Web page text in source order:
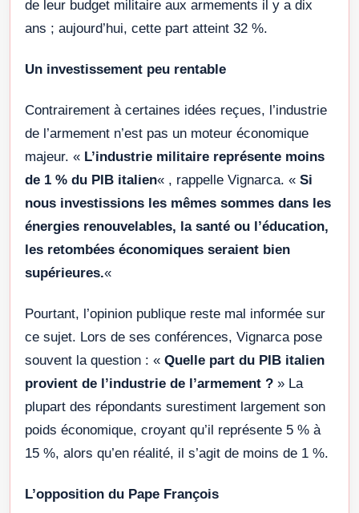
de leur budget militaire aux armements il y a dix
ans ; aujourd’hui, cette part atteint 32 %.
Un investissement peu rentable
Contrairement à certaines idées reçues, l’industrie
de l’armement n’est pas un moteur économique
majeur. « L’industrie militaire représente moins
de 1 % du PIB italien« , rappelle Vignarca. « Si
nous investissions les mêmes sommes dans les
énergies renouvelables, la santé ou l’éducation,
les retombées économiques seraient bien
supérieures.«
Pourtant, l’opinion publique reste mal informée sur
ce sujet. Lors de ses conférences, Vignarca pose
souvent la question : « Quelle part du PIB italien
provient de l’industrie de l’armement ? » La
plupart des répondants surestiment largement son
poids économique, croyant qu’il représente 5 % à
15 %, alors qu’en réalité, il s’agit de moins de 1 %.
L’opposition du Pape François